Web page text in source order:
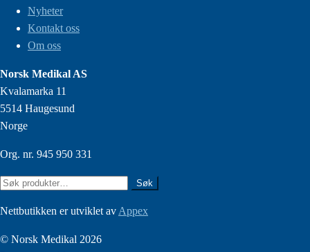
Nyheter
Kontakt oss
Om oss
Norsk Medikal AS
Kvalamarka 11
5514 Haugesund
Norge
Org. nr. 945 950 331
Søk
Søk
Nettbutikken er utviklet av Appex
© Norsk Medikal 2026